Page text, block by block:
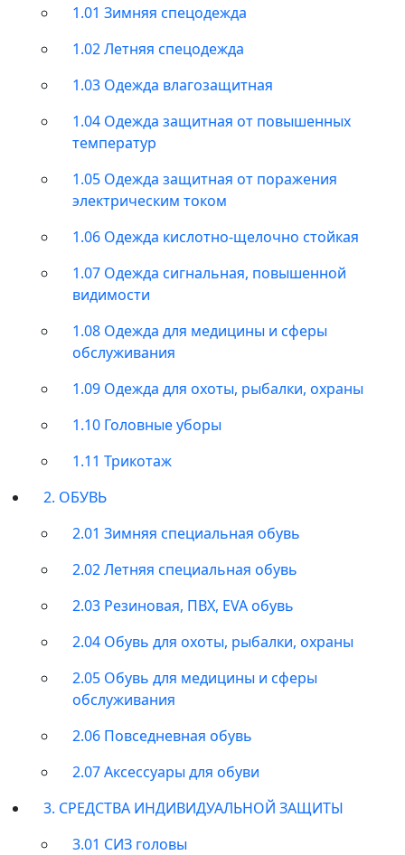
1.01 Зимняя спецодежда
1.02 Летняя спецодежда
1.03 Одежда влагозащитная
1.04 Одежда защитная от повышенных
температур
1.05 Одежда защитная от поражения
электрическим током
1.06 Одежда кислотно-щелочно стойкая
1.07 Одежда сигнальная, повышенной
видимости
1.08 Одежда для медицины и сферы
обслуживания
1.09 Одежда для охоты, рыбалки, охраны
1.10 Головные уборы
1.11 Трикотаж
2. ОБУВЬ
2.01 Зимняя специальная обувь
2.02 Летняя специальная обувь
2.03 Резиновая, ПВХ, EVA обувь
2.04 Обувь для охоты, рыбалки, охраны
2.05 Обувь для медицины и сферы
обслуживания
2.06 Повседневная обувь
2.07 Аксессуары для обуви
3. СРЕДСТВА ИНДИВИДУАЛЬНОЙ ЗАЩИТЫ
3.01 СИЗ головы